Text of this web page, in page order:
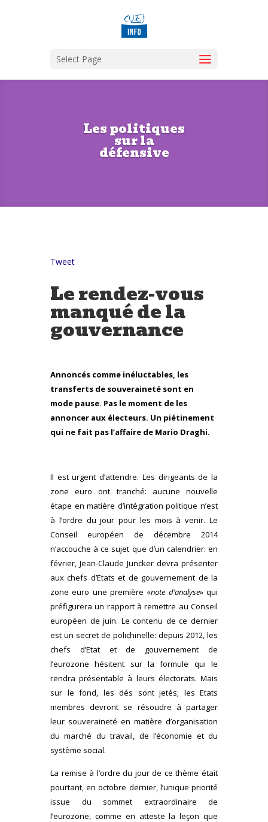
Select Page
Les politiques
sur la
défensive
Tweet
Le rendez-vous
manqué de la
gouvernance
Annoncés comme inéluctables, les
transferts de souveraineté sont en
mode pause. Pas le moment de les
annoncer aux électeurs. Un piétinement
qui ne fait pas l’affaire de Mario Draghi.
Il est urgent d’attendre. Les dirigeants de la
zone euro ont tranché: aucune nouvelle
étape en matière d’intégration politique n’est
à l’ordre du jour pour les mois à venir. Le
Conseil européen de décembre 2014
n’accouche à ce sujet que d’un calendrier: en
février, Jean-Claude Juncker devra présenter
aux chefs d’Etats et de gouvernement de la
zone euro une première «note d’analyse» qui
préfigurera un rapport à remettre au Conseil
européen de juin. Le contenu de ce dernier
est un secret de polichinelle: depuis 2012, les
chefs d’Etat et de gouvernement de
l’eurozone hésitent sur la formule qui le
rendra présentable à leurs électorats. Mais
sur le fond, les dés sont jetés; les Etats
membres devront se résoudre à partager
leur souveraineté en matière d’organisation
du marché du travail, de l’économie et du
système social.
La remise à l’ordre du jour de ce thème était
pourtant, en octobre dernier, l’unique priorité
issue du sommet extraordinaire de
l’eurozone, comme en atteste la leçon que